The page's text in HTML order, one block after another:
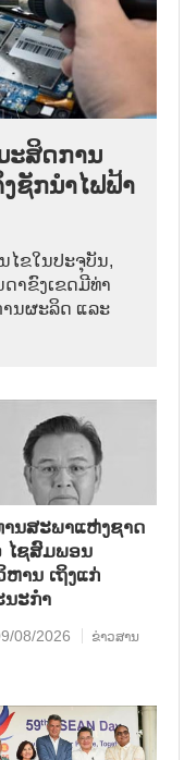
ະສິດການ
ຊັກນຳໄຟຟ້າ
ໄຂໃນປະຈຸບັນ,
າຂົງເຂດມີທ່າ
ນຜະລິດ ແລະ
ນສະພາແຫ່ງຊາດ
ໄຊສົມພອນ
ານ ເຖິງແກ່
ະກຳ
08/2026 ຂ່າວສານ